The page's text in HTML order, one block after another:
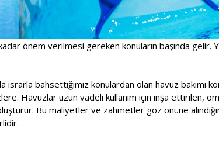
önem verilmesi gereken konuların başında
ısrarla bahsettiğimiz konulardan olan havuz bakımı
Havuzlar uzun vadeli kullanım için inşa ettirilen,
Bu maliyetler ve zahmetler göz önüne